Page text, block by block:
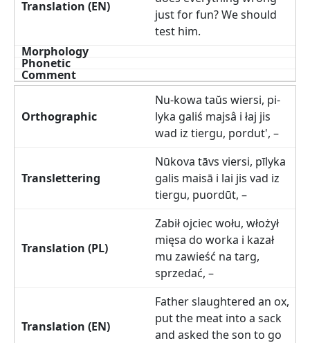
just for fun? We should
test him.
Nu-kowa taŭs wiersi, pi-
lyka galiś majsâ i łaj jis
wad iz tiergu, pordut', –
Nūkova tāvs viersi, pīlyka
galis maisā i lai jis vad iz
tiergu, puordūt, –
Zabił ojciec wołu, włożył
mięsa do worka i kazał
mu zawieść na targ,
sprzedać, –
Father slaughtered an ox,
put the meat into a sack
and asked the son to go